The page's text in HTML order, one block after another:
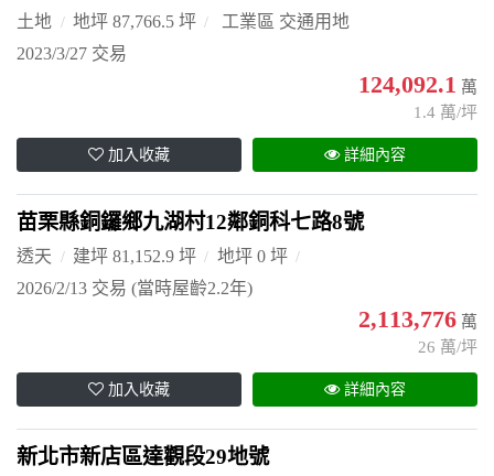
土地 地坪 87,766.5 坪
工業區 交通用地
2023/3/27 交易
124,092.1 萬
1.4 萬/坪
加入收藏 詳細內容
苗栗縣銅鑼鄉九湖村12鄰銅科七路8號
透天 建坪 81,152.9 坪
地坪 0 坪
2026/2/13 交易 (當時屋齡2.2年)
2,113,776 萬
26 萬/坪
加入收藏 詳細內容
新北市新店區達觀段29地號